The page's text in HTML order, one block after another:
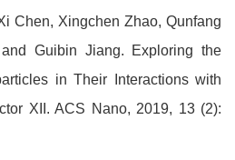
Chen, Xingchen Zhao, Qunfang
Guibin Jiang. Exploring the
in Their Interactions with
XII. ACS Nano, 2019, 13 (2):